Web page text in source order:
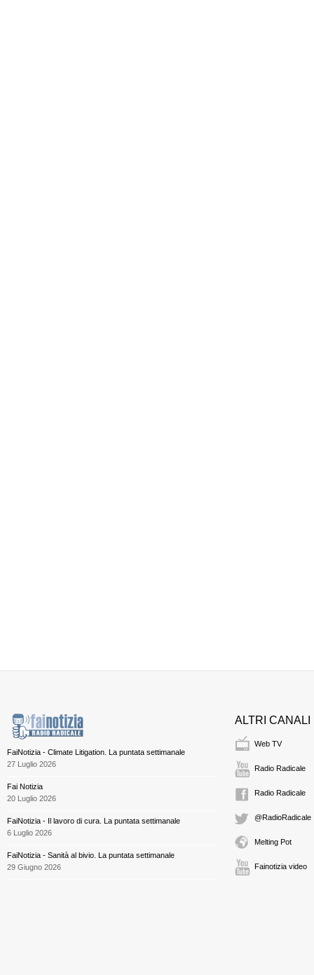
FaiNotizia - Climate Litigation. La puntata settimanale
27 Luglio 2026
Fai Notizia
20 Luglio 2026
FaiNotizia - Il lavoro di cura. La puntata settimanale
6 Luglio 2026
FaiNotizia - Sanità al bivio. La puntata settimanale
29 Giugno 2026
ALTRI CANALI
Web TV
Radio Radicale
Radio Radicale
@RadioRadicale
Melting Pot
Fainotizia video